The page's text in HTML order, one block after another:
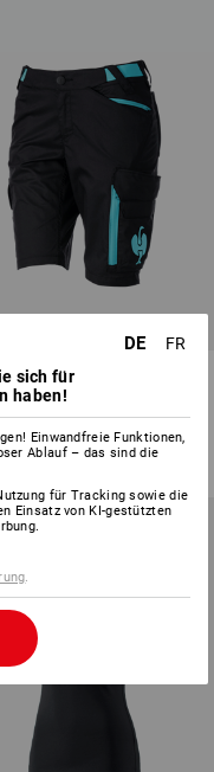
e.s.trail, Damen
Farben
76.89
ab 10 Stück
DE
FR
sich für
haben!
Einwandfreie Funktionen,
Ablauf – das sind die
für Tracking sowie die
Einsatz von KI-gestützten
.